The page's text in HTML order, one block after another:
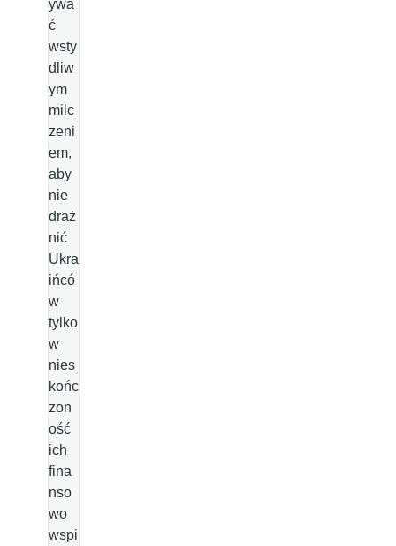
ywa
ć
wsty
dliw
ym
milc
zeni
em,
aby
nie
draż
nić
Ukra
ińcó
w
tylko
w
nies
końc
zon
ość
ich
fina
nso
wo
wspi